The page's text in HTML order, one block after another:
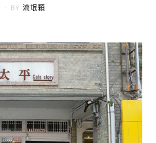
BY 流氓顆